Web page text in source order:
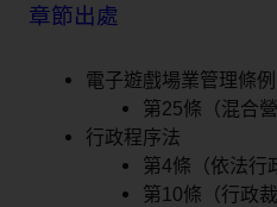
章節出處
電子遊戲場業管理條例
第25條（混合
行政程序法
第4條（依法行
第10條（行政